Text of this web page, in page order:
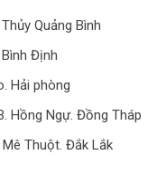
Quảng Bình
Định
Hải phòng
Hồng Ngự. Đồng Tháp
Thuột. Đắk Lắk